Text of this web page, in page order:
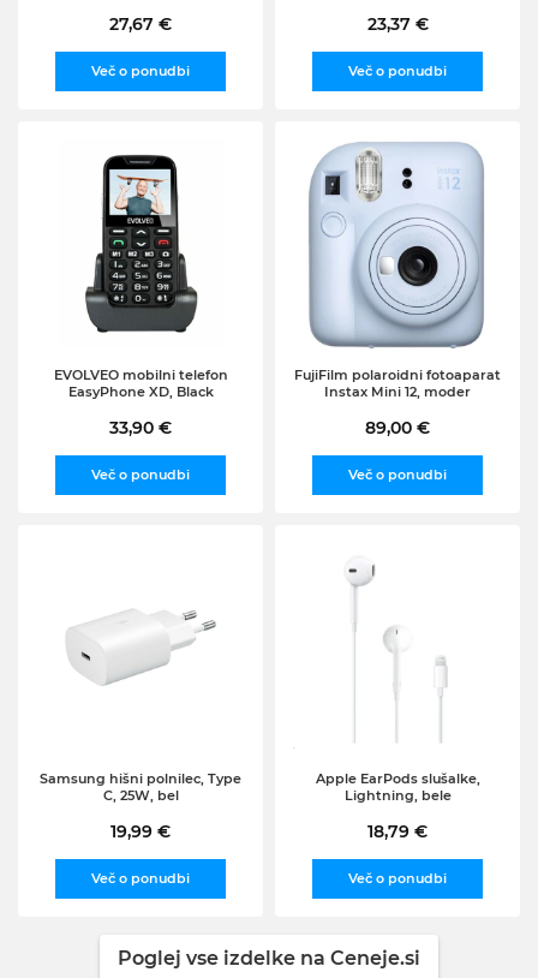
Logo (GUHCP15LPG4GPK)
27,67 €
Več o ponudbi
23,37 €
Več o ponudbi
EVOLVEO mobilni telefon
EasyPhone XD, Black
33,90 €
Več o ponudbi
FujiFilm polaroidni fotoaparat
Instax Mini 12, moder
89,00 €
Več o ponudbi
Samsung hišni polnilec, Type
C, 25W, bel
19,99 €
Več o ponudbi
Apple EarPods slušalke,
Lightning, bele
18,79 €
Več o ponudbi
Poglej vse izdelke na Ceneje.si